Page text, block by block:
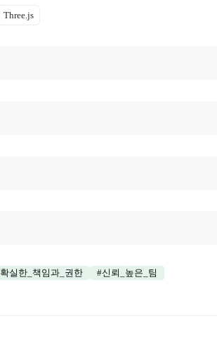
Three.js
확실한_책임과_권한 #신뢰_높은_팀